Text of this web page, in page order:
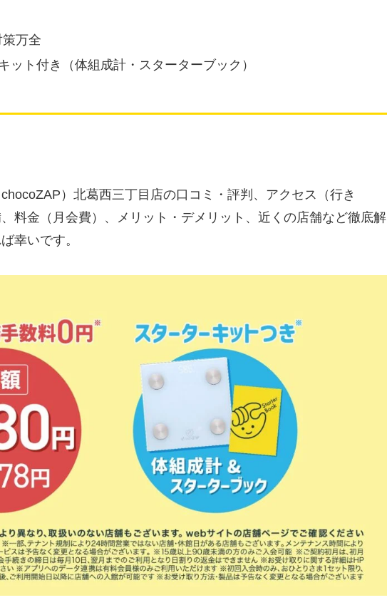
万全
ット付き（体組成計・スターターブック）
）北葛西三丁目店の口コミ・評判、アクセス（行き
料金（月会費）、メリット・デメリット、近くの店舗など徹底解
幸いです。